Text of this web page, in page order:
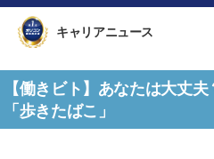
キャリアニュース
【働きビト】あなたは大丈
「歩きたばこ」